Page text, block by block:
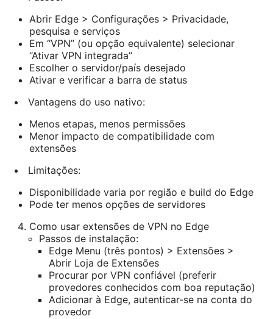
Abrir Edge > Configurações > Privacidade,
pesquisa e serviços
Em “VPN” (ou opção equivalente) selecionar
“Ativar VPN integrada”
Escolher o servidor/país desejado
Ativar e verificar a barra de status
Vantagens do uso nativo:
Menos etapas, menos permissões
Menor impacto de compatibilidade com
extensões
Limitações:
Disponibilidade varia por região e build do Edge
Pode ter menos opções de servidores
Como usar extensões de VPN no Edge
Passos de instalação:
Edge Menu (três pontos) > Extensões >
Abrir Loja de Extensões
Procurar por VPN confiável (preferir
provedores conhecidos com boa reputação)
Adicionar à Edge, autenticar-se na conta do
provedor